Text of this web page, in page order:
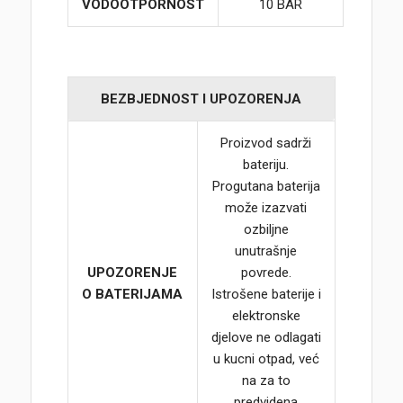
VODOOTPORNOST 10 BAR
BEZBJEDNOST I UPOZORENJA
UPOZORENJE
O BATERIJAMA
Proizvod sadrži
bateriju.
Progutana baterija
može izazvati
ozbiljne
unutrašnje
povrede.
Istrošene baterije i
elektronske
djelove ne odlagati
u kucni otpad, već
na za to